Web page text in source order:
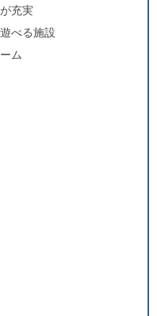
充実
べる施設
ム